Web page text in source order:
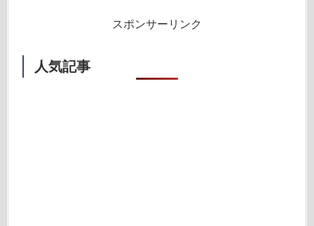
スポンサーリンク
人気記事